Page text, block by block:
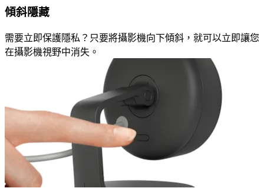
傾斜隱藏
需要立即保護隱私？只要將攝影機向下傾斜，就可以立即讓您
在攝影機視野中消失。